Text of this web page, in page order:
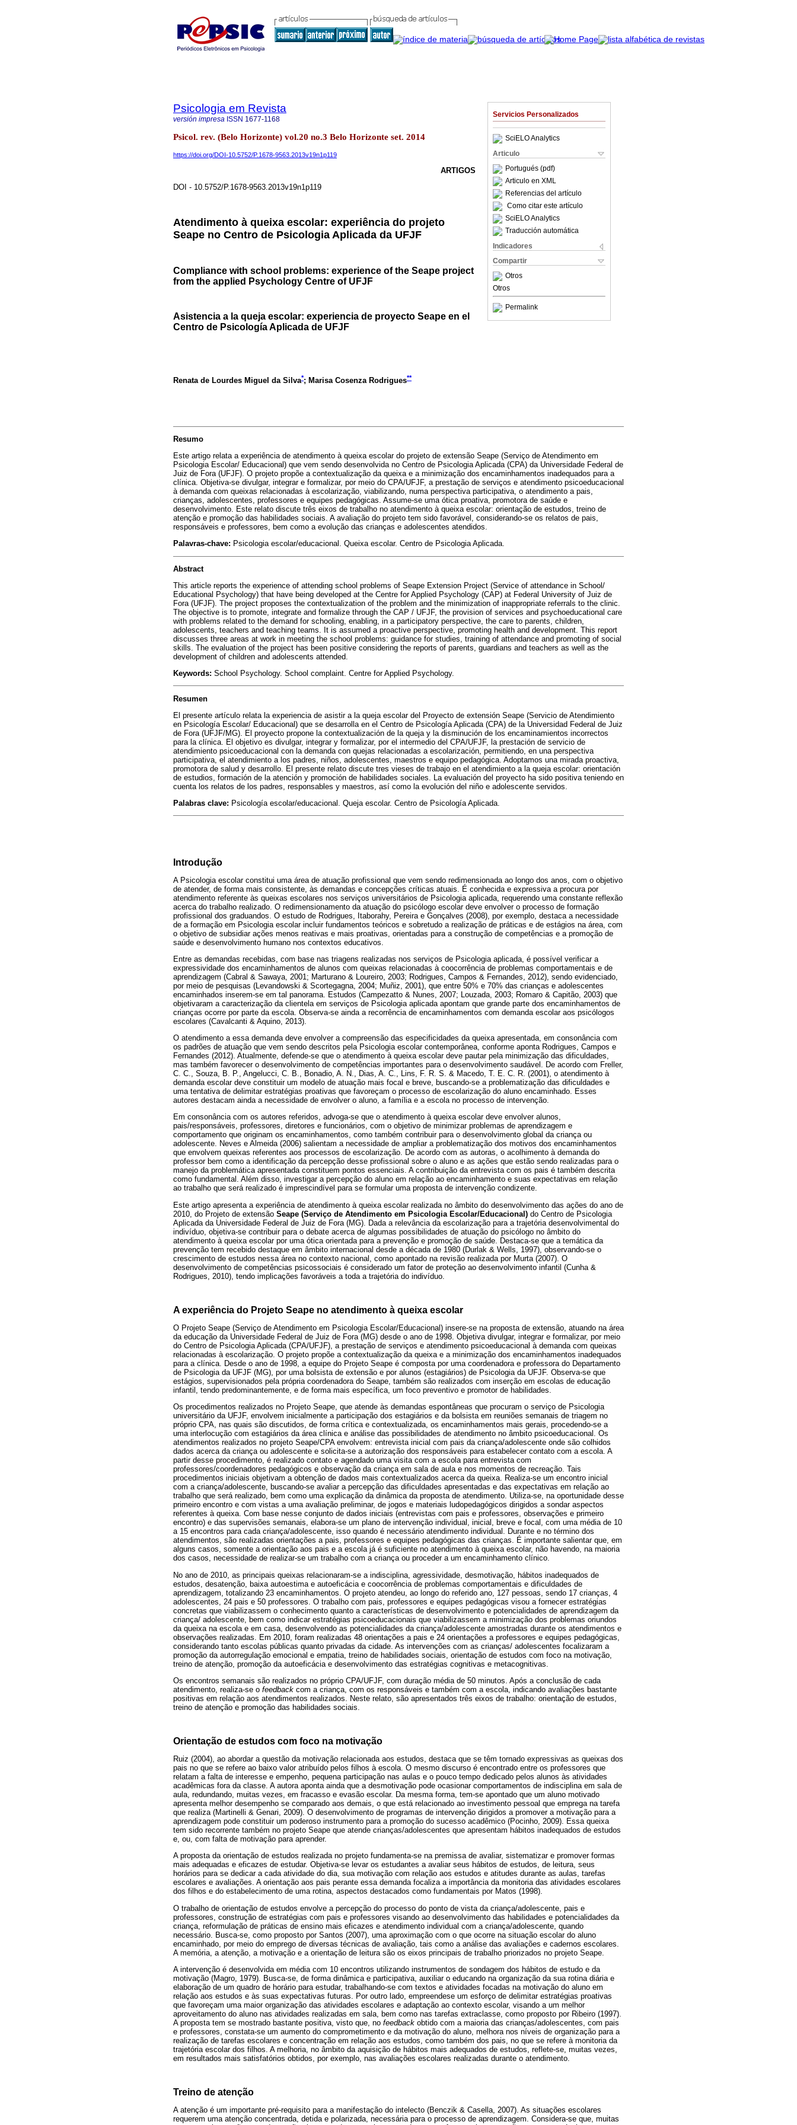
Servicios Personalizados
SciELO Analytics
Articulo
Portugués (pdf)
Articulo en XML
Referencias del artículo
Como citar este artículo
SciELO Analytics
Traducción automática
Indicadores
Compartir
Otros
Otros
Permalink
Psicologia em Revista
versión impresa ISSN 1677-1168
Psicol. rev. (Belo Horizonte) vol.20 no.3 Belo Horizonte set. 2014
https://doi.org/DOI-10.5752/P.1678-9563.2013v19n1p119
ARTIGOS
DOI - 10.5752/P.1678-9563.2013v19n1p119
Atendimento à queixa escolar: experiência do projeto
Seape no Centro de Psicologia Aplicada da UFJF
Compliance with school problems: experience of the Seape project
from the applied Psychology Centre of UFJF
Asistencia a la queja escolar: experiencia de proyecto Seape en el
Centro de Psicología Aplicada de UFJF
Renata de Lourdes Miguel da Silva*; Marisa Cosenza Rodrigues**
Resumo
Este artigo relata a experiência de atendimento à queixa escolar do projeto de extensão Seape (Serviço de Atendimento em
Psicologia Escolar/ Educacional) que vem sendo desenvolvida no Centro de Psicologia Aplicada (CPA) da Universidade Federal de
Juiz de Fora (UFJF). O projeto propõe a contextualização da queixa e a minimização dos encaminhamentos inadequados para a
clínica. Objetiva-se divulgar, integrar e formalizar, por meio do CPA/UFJF, a prestação de serviços e atendimento psicoeducacional
à demanda com queixas relacionadas à escolarização, viabilizando, numa perspectiva participativa, o atendimento a pais,
crianças, adolescentes, professores e equipes pedagógicas. Assume-se uma ótica proativa, promotora de saúde e
desenvolvimento. Este relato discute três eixos de trabalho no atendimento à queixa escolar: orientação de estudos, treino de
atenção e promoção das habilidades sociais. A avaliação do projeto tem sido favorável, considerando-se os relatos de pais,
responsáveis e professores, bem como a evolução das crianças e adolescentes atendidos.
Palavras-chave: Psicologia escolar/educacional. Queixa escolar. Centro de Psicologia Aplicada.
Abstract
This article reports the experience of attending school problems of Seape Extension Project (Service of attendance in School/
Educational Psychology) that have being developed at the Centre for Applied Psychology (CAP) at Federal University of Juiz de
Fora (UFJF). The project proposes the contextualization of the problem and the minimization of inappropriate referrals to the clinic.
The objective is to promote, integrate and formalize through the CAP / UFJF, the provision of services and psychoeducational care
with problems related to the demand for schooling, enabling, in a participatory perspective, the care to parents, children,
adolescents, teachers and teaching teams. It is assumed a proactive perspective, promoting health and development. This report
discusses three areas at work in meeting the school problems: guidance for studies, training of attendance and promoting of social
skills. The evaluation of the project has been positive considering the reports of parents, guardians and teachers as well as the
development of children and adolescents attended.
Keywords: School Psychology. School complaint. Centre for Applied Psychology.
Resumen
El presente artículo relata la experiencia de asistir a la queja escolar del Proyecto de extensión Seape (Servicio de Atendimiento
en Psicología Escolar/ Educacional) que se desarrolla en el Centro de Psicología Aplicada (CPA) de la Universidad Federal de Juiz
de Fora (UFJF/MG). El proyecto propone la contextualización de la queja y la disminución de los encaminamientos incorrectos
para la clínica. El objetivo es divulgar, integrar y formalizar, por el intermedio del CPA/UFJF, la prestación de servicio de
atendimiento psicoeducacional con la demanda con quejas relacionadas a escolarización, permitiendo, en una perspectiva
participativa, el atendimiento a los padres, niños, adolescentes, maestros e equipo pedagógica. Adoptamos una mirada proactiva,
promotora de salud y desarrollo. El presente relato discute tres vieses de trabajo en el atendimiento a la queja escolar: orientación
de estudios, formación de la atención y promoción de habilidades sociales. La evaluación del proyecto ha sido positiva teniendo en
cuenta los relatos de los padres, responsables y maestros, así como la evolución del niño e adolescente servidos.
Palabras clave: Psicología escolar/educacional. Queja escolar. Centro de Psicología Aplicada.
Introdução
A Psicologia escolar constitui uma área de atuação profissional que vem sendo redimensionada ao longo dos anos, com o objetivo
de atender, de forma mais consistente, às demandas e concepções críticas atuais. É conhecida e expressiva a procura por
atendimento referente às queixas escolares nos serviços universitários de Psicologia aplicada, requerendo uma constante reflexão
acerca do trabalho realizado. O redimensionamento da atuação do psicólogo escolar deve envolver o processo de formação
profissional dos graduandos. O estudo de Rodrigues, Itaborahy, Pereira e Gonçalves (2008), por exemplo, destaca a necessidade
de a formação em Psicologia escolar incluir fundamentos teóricos e sobretudo a realização de práticas e de estágios na área, com
o objetivo de subsidiar ações menos reativas e mais proativas, orientadas para a construção de competências e a promoção de
saúde e desenvolvimento humano nos contextos educativos.
Entre as demandas recebidas, com base nas triagens realizadas nos serviços de Psicologia aplicada, é possível verificar a
expressividade dos encaminhamentos de alunos com queixas relacionadas à coocorrência de problemas comportamentais e de
aprendizagem (Cabral & Sawaya, 2001; Marturano & Loureiro, 2003; Rodrigues, Campos & Fernandes, 2012), sendo evidenciado,
por meio de pesquisas (Levandowski & Scortegagna, 2004; Muñiz, 2001), que entre 50% e 70% das crianças e adolescentes
encaminhados inserem-se em tal panorama. Estudos (Campezatto & Nunes, 2007; Louzada, 2003; Romaro & Capitão, 2003) que
objetivaram a caracterização da clientela em serviços de Psicologia aplicada apontam que grande parte dos encaminhamentos de
crianças ocorre por parte da escola. Observa-se ainda a recorrência de encaminhamentos com demanda escolar aos psicólogos
escolares (Cavalcanti & Aquino, 2013).
O atendimento a essa demanda deve envolver a compreensão das especificidades da queixa apresentada, em consonância com
os padrões de atuação que vem sendo descritos pela Psicologia escolar contemporânea, conforme aponta Rodrigues, Campos e
Fernandes (2012). Atualmente, defende-se que o atendimento à queixa escolar deve pautar pela minimização das dificuldades,
mas também favorecer o desenvolvimento de competências importantes para o desenvolvimento saudável. De acordo com Freller,
C. C., Souza, B. P., Angelucci, C. B., Bonadio, A. N., Dias, A. C., Lins, F. R. S. & Macedo, T. E. C. R. (2001), o atendimento à
demanda escolar deve constituir um modelo de atuação mais focal e breve, buscando-se a problematização das dificuldades e
uma tentativa de delimitar estratégias proativas que favoreçam o processo de escolarização do aluno encaminhado. Esses
autores destacam ainda a necessidade de envolver o aluno, a família e a escola no processo de intervenção.
Em consonância com os autores referidos, advoga-se que o atendimento à queixa escolar deve envolver alunos,
pais/responsáveis, professores, diretores e funcionários, com o objetivo de minimizar problemas de aprendizagem e
comportamento que originam os encaminhamentos, como também contribuir para o desenvolvimento global da criança ou
adolescente. Neves e Almeida (2006) salientam a necessidade de ampliar a problematização dos motivos dos encaminhamentos
que envolvem queixas referentes aos processos de escolarização. De acordo com as autoras, o acolhimento à demanda do
professor bem como a identificação da percepção desse profissional sobre o aluno e as ações que estão sendo realizadas para o
manejo da problemática apresentada constituem pontos essenciais. A contribuição da entrevista com os pais é também descrita
como fundamental. Além disso, investigar a percepção do aluno em relação ao encaminhamento e suas expectativas em relação
ao trabalho que será realizado é imprescindível para se formular uma proposta de intervenção condizente.
Este artigo apresenta a experiência de atendimento à queixa escolar realizada no âmbito do desenvolvimento das ações do ano de
2010, do Projeto de extensão Seape (Serviço de Atendimento em Psicologia Escolar/Educacional) do Centro de Psicologia
Aplicada da Universidade Federal de Juiz de Fora (MG). Dada a relevância da escolarização para a trajetória desenvolvimental do
indivíduo, objetiva-se contribuir para o debate acerca de algumas possibilidades de atuação do psicólogo no âmbito do
atendimento à queixa escolar por uma ótica orientada para a prevenção e promoção de saúde. Destaca-se que a temática da
prevenção tem recebido destaque em âmbito internacional desde a década de 1980 (Durlak & Wells, 1997), observando-se o
crescimento de estudos nessa área no contexto nacional, como apontado na revisão realizada por Murta (2007). O
desenvolvimento de competências psicossociais é considerado um fator de proteção ao desenvolvimento infantil (Cunha &
Rodrigues, 2010), tendo implicações favoráveis a toda a trajetória do indivíduo.
A experiência do Projeto Seape no atendimento à queixa escolar
O Projeto Seape (Serviço de Atendimento em Psicologia Escolar/Educacional) insere-se na proposta de extensão, atuando na área
da educação da Universidade Federal de Juiz de Fora (MG) desde o ano de 1998. Objetiva divulgar, integrar e formalizar, por meio
do Centro de Psicologia Aplicada (CPA/UFJF), a prestação de serviços e atendimento psicoeducacional à demanda com queixas
relacionadas à escolarização. O projeto propõe a contextualização da queixa e a minimização dos encaminhamentos inadequados
para a clínica. Desde o ano de 1998, a equipe do Projeto Seape é composta por uma coordenadora e professora do Departamento
de Psicologia da UFJF (MG), por uma bolsista de extensão e por alunos (estagiários) de Psicologia da UFJF. Observa-se que
estágios, supervisionados pela própria coordenadora do Seape, também são realizados com inserção em escolas de educação
infantil, tendo predominantemente, e de forma mais específica, um foco preventivo e promotor de habilidades.
Os procedimentos realizados no Projeto Seape, que atende às demandas espontâneas que procuram o serviço de Psicologia
universitário da UFJF, envolvem inicialmente a participação dos estagiários e da bolsista em reuniões semanais de triagem no
próprio CPA, nas quais são discutidos, de forma crítica e contextualizada, os encaminhamentos mais gerais, procedendo-se a
uma interlocução com estagiários da área clínica e análise das possibilidades de atendimento no âmbito psicoeducacional. Os
atendimentos realizados no projeto Seape/CPA envolvem: entrevista inicial com pais da criança/adolescente onde são colhidos
dados acerca da criança ou adolescente e solicita-se a autorização dos responsáveis para estabelecer contato com a escola. A
partir desse procedimento, é realizado contato e agendado uma visita com a escola para entrevista com
professores/coordenadores pedagógicos e observação da criança em sala de aula e nos momentos de recreação. Tais
procedimentos iniciais objetivam a obtenção de dados mais contextualizados acerca da queixa. Realiza-se um encontro inicial
com a criança/adolescente, buscando-se avaliar a percepção das dificuldades apresentadas e das expectativas em relação ao
trabalho que será realizado, bem como uma explicação da dinâmica da proposta de atendimento. Utiliza-se, na oportunidade desse
primeiro encontro e com vistas a uma avaliação preliminar, de jogos e materiais ludopedagógicos dirigidos a sondar aspectos
referentes à queixa. Com base nesse conjunto de dados iniciais (entrevistas com pais e professores, observações e primeiro
encontro) e das supervisões semanais, elabora-se um plano de intervenção individual, inicial, breve e focal, com uma média de 10
a 15 encontros para cada criança/adolescente, isso quando é necessário atendimento individual. Durante e no término dos
atendimentos, são realizadas orientações a pais, professores e equipes pedagógicas das crianças. É importante salientar que, em
alguns casos, somente a orientação aos pais e a escola já é suficiente no atendimento à queixa escolar, não havendo, na maioria
dos casos, necessidade de realizar-se um trabalho com a criança ou proceder a um encaminhamento clínico.
No ano de 2010, as principais queixas relacionaram-se a indisciplina, agressividade, desmotivação, hábitos inadequados de
estudos, desatenção, baixa autoestima e autoeficácia e coocorrência de problemas comportamentais e dificuldades de
aprendizagem, totalizando 23 encaminhamentos. O projeto atendeu, ao longo do referido ano, 127 pessoas, sendo 17 crianças, 4
adolescentes, 24 pais e 50 professores. O trabalho com pais, professores e equipes pedagógicas visou a fornecer estratégias
concretas que viabilizassem o conhecimento quanto a características de desenvolvimento e potencialidades de aprendizagem da
criança/ adolescente, bem como indicar estratégias psicoeducacionais que viabilizassem a minimização dos problemas oriundos
da queixa na escola e em casa, desenvolvendo as potencialidades da criança/adolescente amostradas durante os atendimentos e
observações realizadas. Em 2010, foram realizadas 48 orientações a pais e 24 orientações a professores e equipes pedagógicas,
considerando tanto escolas públicas quanto privadas da cidade. As intervenções com as crianças/ adolescentes focalizaram a
promoção da autorregulação emocional e empatia, treino de habilidades sociais, orientação de estudos com foco na motivação,
treino de atenção, promoção da autoeficácia e desenvolvimento das estratégias cognitivas e metacognitivas.
Os encontros semanais são realizados no próprio CPA/UFJF, com duração média de 50 minutos. Após a conclusão de cada
atendimento, realiza-se o feedback com a criança, com os responsáveis e também com a escola, indicando avaliações bastante
positivas em relação aos atendimentos realizados. Neste relato, são apresentados três eixos de trabalho: orientação de estudos,
treino de atenção e promoção das habilidades sociais.
Orientação de estudos com foco na motivação
Ruiz (2004), ao abordar a questão da motivação relacionada aos estudos, destaca que se têm tornado expressivas as queixas dos
pais no que se refere ao baixo valor atribuído pelos filhos à escola. O mesmo discurso é encontrado entre os professores que
relatam a falta de interesse e empenho, pequena participação nas aulas e o pouco tempo dedicado pelos alunos às atividades
acadêmicas fora da classe. A autora aponta ainda que a desmotivação pode ocasionar comportamentos de indisciplina em sala de
aula, redundando, muitas vezes, em fracasso e evasão escolar. Da mesma forma, tem-se apontado que um aluno motivado
apresenta melhor desempenho se comparado aos demais, o que está relacionado ao investimento pessoal que emprega na tarefa
que realiza (Martinelli & Genari, 2009). O desenvolvimento de programas de intervenção dirigidos a promover a motivação para a
aprendizagem pode constituir um poderoso instrumento para a promoção do sucesso acadêmico (Pocinho, 2009). Essa queixa
tem sido recorrente também no projeto Seape que atende crianças/adolescentes que apresentam hábitos inadequados de estudos
e, ou, com falta de motivação para aprender.
A proposta da orientação de estudos realizada no projeto fundamenta-se na premissa de avaliar, sistematizar e promover formas
mais adequadas e eficazes de estudar. Objetiva-se levar os estudantes a avaliar seus hábitos de estudos, de leitura, seus
horários para se dedicar a cada atividade do dia, sua motivação com relação aos estudos e atitudes durante as aulas, tarefas
escolares e avaliações. A orientação aos pais perante essa demanda focaliza a importância da monitoria das atividades escolares
dos filhos e do estabelecimento de uma rotina, aspectos destacados como fundamentais por Matos (1998).
O trabalho de orientação de estudos envolve a percepção do processo do ponto de vista da criança/adolescente, pais e
professores, construção de estratégias com pais e professores visando ao desenvolvimento das habilidades e potencialidades da
criança, reformulação de práticas de ensino mais eficazes e atendimento individual com a criança/adolescente, quando
necessário. Busca-se, como proposto por Santos (2007), uma aproximação com o que ocorre na situação escolar do aluno
encaminhado, por meio do emprego de diversas técnicas de avaliação, tais como a análise das avaliações e cadernos escolares.
A memória, a atenção, a motivação e a orientação de leitura são os eixos principais de trabalho priorizados no projeto Seape.
A intervenção é desenvolvida em média com 10 encontros utilizando instrumentos de sondagem dos hábitos de estudo e da
motivação (Magro, 1979). Busca-se, de forma dinâmica e participativa, auxiliar o educando na organização da sua rotina diária e
elaboração de um quadro de horário para estudar, trabalhando-se com textos e atividades focadas na motivação do aluno em
relação aos estudos e às suas expectativas futuras. Por outro lado, empreendese um esforço de delimitar estratégias proativas
que favoreçam uma maior organização das atividades escolares e adaptação ao contexto escolar, visando a um melhor
aproveitamento do aluno nas atividades realizadas em sala, bem como nas tarefas extraclasse, como proposto por Ribeiro (1997).
A proposta tem se mostrado bastante positiva, visto que, no feedback obtido com a maioria das crianças/adolescentes, com pais
e professores, constata-se um aumento do comprometimento e da motivação do aluno, melhora nos níveis de organização para a
realização de tarefas escolares e concentração em relação aos estudos, como também dos pais, no que se refere à monitoria da
trajetória escolar dos filhos. A melhoria, no âmbito da aquisição de hábitos mais adequados de estudos, reflete-se, muitas vezes,
em resultados mais satisfatórios obtidos, por exemplo, nas avaliações escolares realizadas durante o atendimento.
Treino de atenção
A atenção é um importante pré-requisito para a manifestação do intelecto (Benczik & Casella, 2007). As situações escolares
requerem uma atenção concentrada, detida e polarizada, necessária para o processo de aprendizagem. Considera-se que, muitas